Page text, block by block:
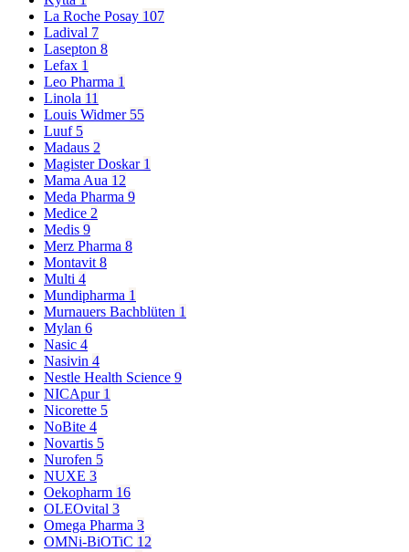
La Roche Posay 107
Ladival 7
Lasepton 8
Lefax 1
Leo Pharma 1
Linola 11
Louis Widmer 55
Luuf 5
Madaus 2
Magister Doskar 1
Mama Aua 12
Meda Pharma 9
Medice 2
Medis 9
Merz Pharma 8
Montavit8
Multi 4
Mundipharma 1
Murnauers Bachblüten 1
Mylan 6
Nasic 4
Nasivin 4
Nestle Health Science 9
NICApur 1
Nicorette 5
NoBite 4
Novartis 5
Nurofen 5
NUXE 3
Oekopharm 16
OLEOvital 3
Omega Pharma 3
OMNi-BiOTiC 12